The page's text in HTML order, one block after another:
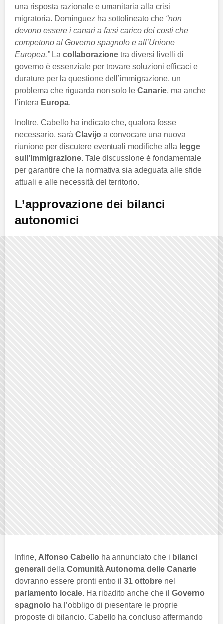
una risposta razionale e umanitaria alla crisi
migratoria. Domínguez ha sottolineato che “non
devono essere i canari a farsi carico dei costi che
competono al Governo spagnolo e all’Unione
Europea.”La collaborazione tra diversi livelli di
governo è essenziale per trovare soluzioni efficaci e
durature per la questione dell’immigrazione, un
problema che riguarda non solo le Canarie, ma anche
l’intera Europa.
Inoltre, Cabello ha indicato che, qualora fosse
necessario, sarà Clavijo a convocare una nuova
riunione per discutere eventuali modifiche alla legge
sull’immigrazione. Tale discussione è fondamentale
per garantire che la normativa sia adeguata alle sfide
attuali e alle necessità del territorio.
L’approvazione dei bilanci
autonomici
Infine, Alfonso Cabello ha annunciato che i bilanci
generali della Comunità Autonoma delle Canarie
dovranno essere pronti entro il 31 ottobre nel
parlamento locale. Ha ribadito anche che il Governo
spagnolo ha l’obbligo di presentare le proprie
proposte di bilancio. Cabello ha concluso affermando